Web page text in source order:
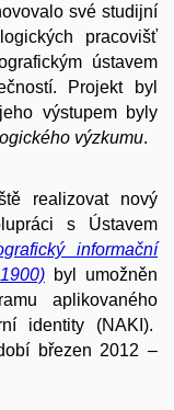
své studijní
pracovišť
ústavem
Projekt byl
výstupem byly
výzkumu.
realizovat nový
s Ústavem
informační
1900) byl umožněn
aplikovaného
identity (NAKI).
březen 2012 –